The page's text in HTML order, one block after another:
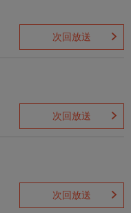
次回放送
次回放送
次回放送